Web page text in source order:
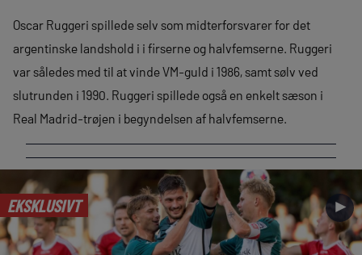
Oscar Ruggeri spillede selv som midterforsvarer for det
argentinske landshold i i firserne og halvfemserne. Ruggeri
var således med til at vinde VM-guld i 1986, samt sølv ved
slutrunden i 1990. Ruggeri spillede også en enkelt sæson i
Real Madrid-trøjen i begyndelsen af halvfemserne.
EKSKLUSIVT ►